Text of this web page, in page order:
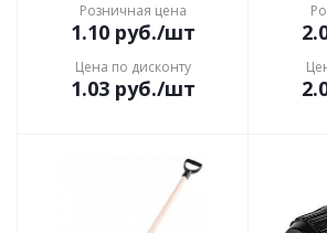
Розничная цена
1.10руб./шт
Цена по дисконту
1.03руб./шт